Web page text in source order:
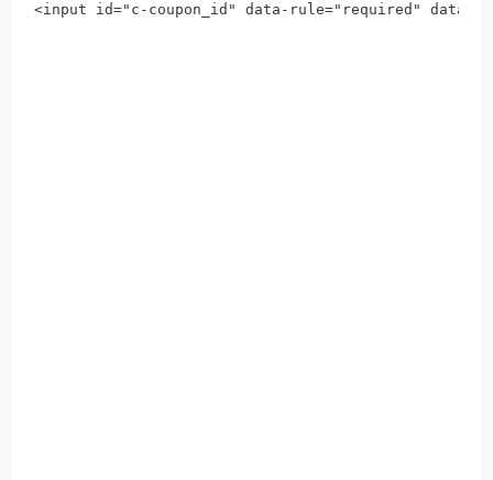
<input id="c-coupon_id" data-rule="required" data-